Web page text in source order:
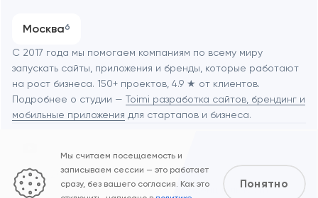
Москва6
С 2017 года мы помогаем компаниям по всему миру
запускать сайты, приложения и бренды, которые работают
на рост бизнеса. 150+ проектов, 4.9 ★ от клиентов.
Подробнее о студии — Toimi разработка сайтов, брендинг и
мобильные приложения для стартапов и бизнеса.
© Toimi 2017–2026
Политика
конфиденциальности
Мы считаем посещаемость и
записываем сессии — это работает
сразу, без вашего согласия. Как это
Понятно